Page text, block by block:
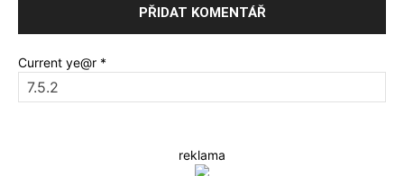
Current ye@r *
reklama